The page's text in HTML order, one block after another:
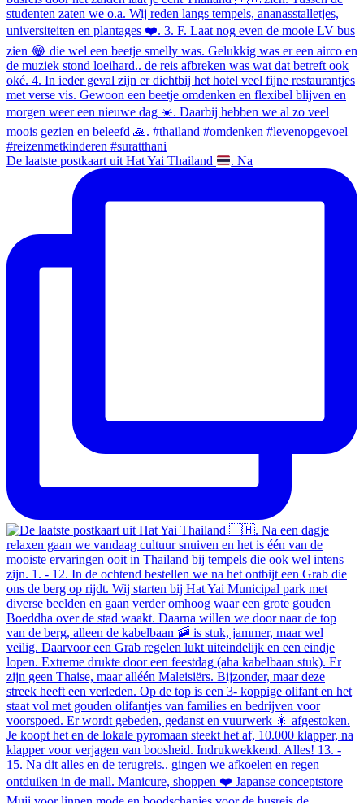
De laatste postkaart uit Hat Yai Thailand . Na